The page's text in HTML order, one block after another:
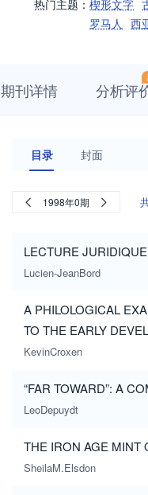
热门主题： 楔形文字
罗马人 西
期刊详情 分析评
目录 封面
1998年0期
LECTURE
Lucien-JeanBord
A PHILOLOGICAL
TO THE EARLY
KevinCroxen
“FAR TOWARD”: A
LeoDepuydt
THE IRON AGE MINT
SheilaM.Elsdon